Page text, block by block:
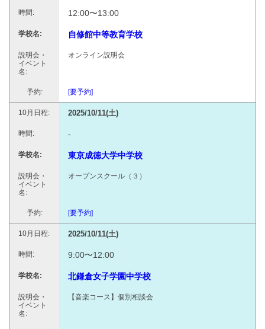
12:00〜13:00
自修館中等教育学校
オンライン説明会
[要予約]
2025/10/11(土)
-
東京成徳大学中学校
オープンスクール（３）
[要予約]
2025/10/11(土)
9:00〜12:00
北鎌倉女子学園中学校
【音楽コース】個別相談会